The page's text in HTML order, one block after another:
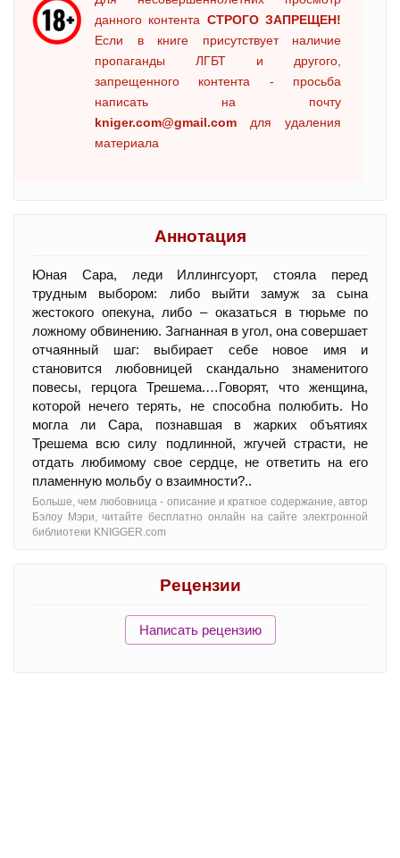
данного контента СТРОГО ЗАПРЕЩЕН!
Если в книге присутствует наличие
пропаганды ЛГБТ и другого,
запрещенного контента - просьба
написать на почту
kniger.com@gmail.com для удаления
материала
Аннотация
Юная Сара, леди Иллингсуорт, стояла перед
трудным выбором: либо выйти замуж за сына
жестокого опекуна, либо – оказаться в тюрьме по
ложному обвинению. Загнанная в угол, она совершает
отчаянный шаг: выбирает себе новое имя и
становится любовницей скандально знаменитого
повесы, герцога Трешема.…Говорят, что женщина,
которой нечего терять, не способна полюбить. Но
могла ли Сара, познавшая в жарких объятиях
Трешема всю силу подлинной, жгучей страсти, не
отдать любимому свое сердце, не ответить на его
пламенную мольбу о взаимности?..
Больше, чем любовница - oписание и краткое содержание, автор
Бэлоу Мэри, читайте бесплатно онлайн на сайте электронной
библиотеки KNIGGER.com
Рецензии
Написать рецензию